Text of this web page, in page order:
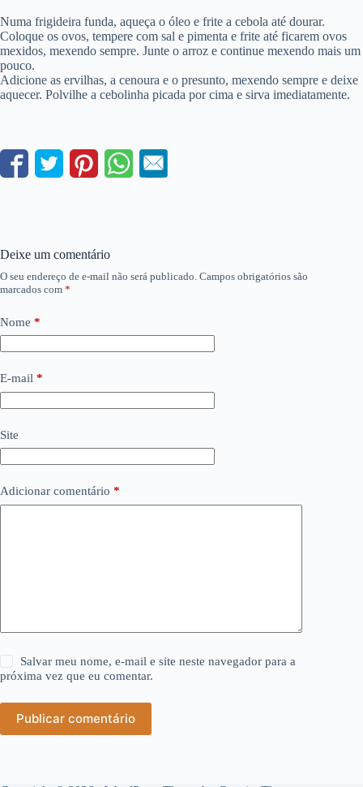
Numa frigideira funda, aqueça o óleo e frite a cebola até dourar.
Coloque os ovos, tempere com sal e pimenta e frite até ficarem ovos
mexidos, mexendo sempre. Junte o arroz e continue mexendo mais um
pouco.
Adicione as ervilhas, a cenoura e o presunto, mexendo sempre e deixe
aquecer. Polvilhe a cebolinha picada por cima e sirva imediatamente.
Deixe um comentário
O seu endereço de e-mail não será publicado. Campos obrigatórios são
marcados com *
Nome *
E-mail *
Site
Adicionar comentário *
Salvar meu nome, e-mail e site neste navegador para a
próxima vez que eu comentar.
Publicar comentário